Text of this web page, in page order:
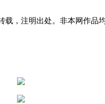
，注明出处。非本网作